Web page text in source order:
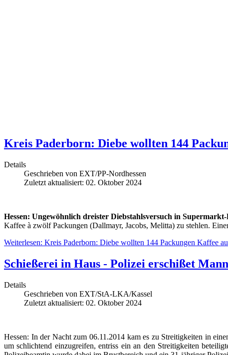
Kreis Paderborn: Diebe wollten 144
Details
Geschrieben von EXT/PP-Nordhessen
Zuletzt aktualisiert: 02. Oktober 2024
Hessen: Ungewöhnlich dreister Diebstahlsversuch in
Kaffee à zwölf Packungen (Dallmayr, Jacobs, Melitta) zu stehlen.
Weiterlesen: Kreis Paderborn: Diebe wollten 144 Packungen Kaffee
Schießerei in Haus - Polizei erschißet
Details
Geschrieben von EXT/StA-LKA/Kassel
Zuletzt aktualisiert: 02. Oktober 2024
Hessen: In der Nacht zum 06.11.2014 kam es zu Streitigkeiten in
um schlichtend einzugreifen, entriss ein an den Streitigkeiten